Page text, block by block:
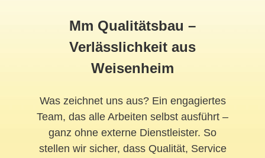
Mm Qualitätsbau –
Verlässlichkeit aus
Weisenheim
Was zeichnet uns aus? Ein engagiertes
Team, das alle Arbeiten selbst ausführt –
ganz ohne externe Dienstleister. So
stellen wir sicher, dass Qualität, Service